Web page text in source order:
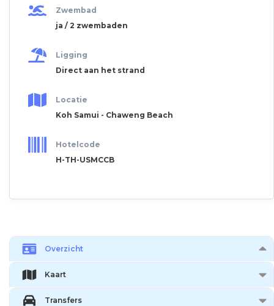
Zwembad
ja / 2 zwembaden
Ligging
Direct aan het strand
Locatie
Koh Samui - Chaweng Beach
Hotelcode
H-TH-USMCCB
Overzicht
Kaart
Transfers